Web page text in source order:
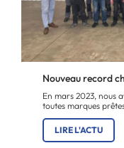
Nouveau record
En mars 2023, nous
toutes marques
LIRE L'ACTU